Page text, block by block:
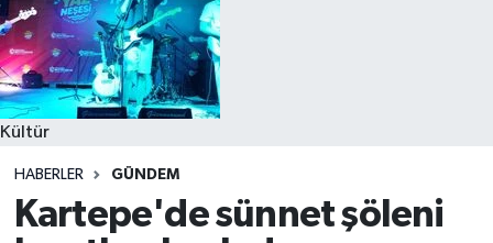
Kültür
HABERLER GÜNDEM
Kartepe'de sünnet şöleni